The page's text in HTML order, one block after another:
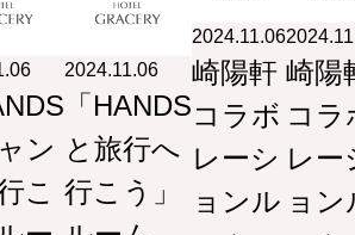
ン
こ
2024.11.06
「HANDS
と旅行へ
行こう」
2024.11.06
崎陽軒
コラボ
レーシ
ョンル
崎陽
コラ
レー
ョン